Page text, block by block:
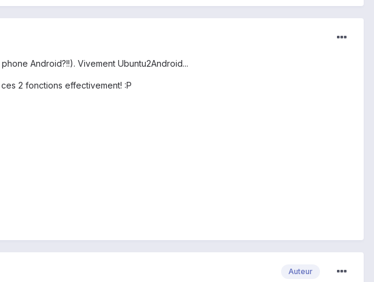
Android?!!). Vivement Ubuntu2Android...
2 fonctions effectivement! :P
Auteur